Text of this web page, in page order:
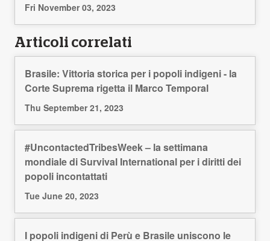
Fri November 03, 2023
Articoli correlati
Brasile: Vittoria storica per i popoli indigeni - la
Corte Suprema rigetta il Marco Temporal
Thu September 21, 2023
#UncontactedTribesWeek – la settimana
mondiale di Survival International per i diritti dei
popoli incontattati
Tue June 20, 2023
I popoli indigeni di Perù e Brasile uniscono le